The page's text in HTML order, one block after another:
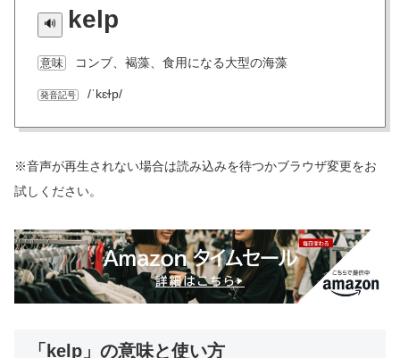
kelp
意味 コンブ、褐藻、食用になる大型の海藻
発音記号 /ˈkɛɫp/
※音声が再生されない場合は読み込みを待つかブラウザ変更をお
試しください。
「kelp」の意味と使い方